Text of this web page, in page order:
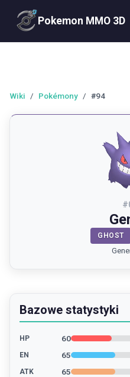
Pokemon MMO 3D
Wiki / Pokémony / #94
#
GHOST
Bazowe statystyki
HP 60
EN 65
ATK 65